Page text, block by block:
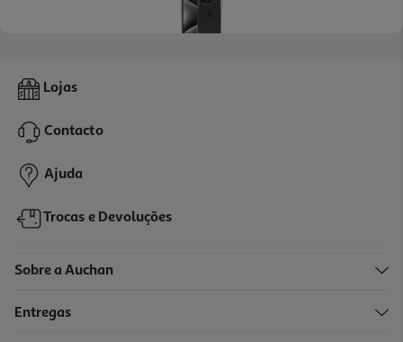
Capa Transparente Qilive 600179844 Iphone 16 Pro Max
5,99 €
Lojas
Contacto
Ajuda
Trocas e Devoluções
Sobre a Auchan
Entregas